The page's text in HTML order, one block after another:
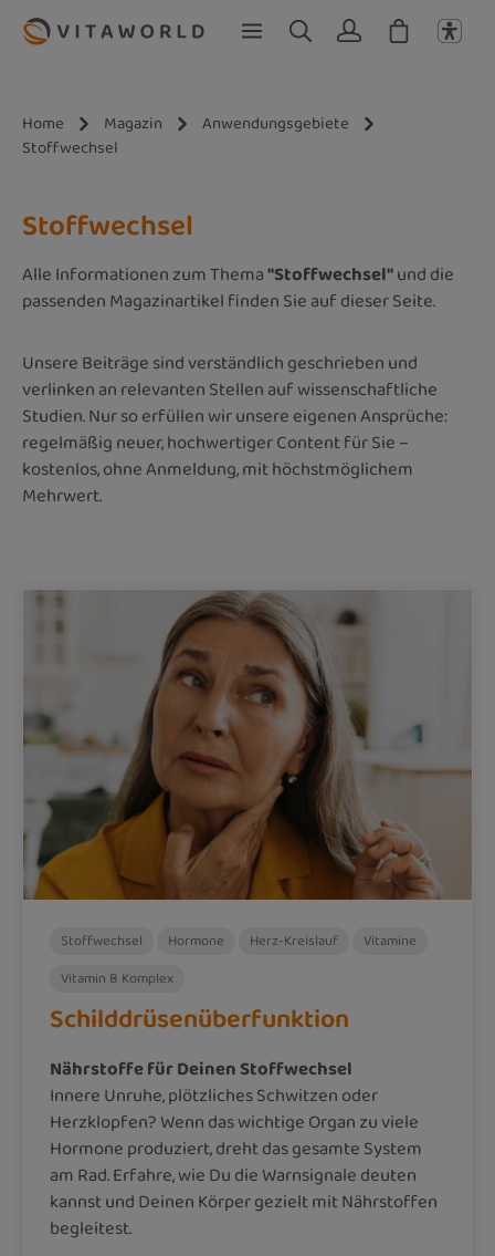
Zum Hauptinhalt springen
Home Magazin
Anwendungsgebiete
Stoffwechsel
Stoffwechsel
Alle Informationen zum Thema"Stoffwechsel"und die
passenden Magazinartikel finden Sie auf dieser Seite.
Unsere Beiträge sind verständlich geschrieben und
verlinken an relevanten Stellen auf wissenschaftliche
Studien. Nur so erfüllen wir unsere eigenen Ansprüche:
regelmäßig neuer, hochwertiger Content für Sie –
kostenlos, ohne Anmeldung, mit höchstmöglichem
Mehrwert.
Stoffwechsel Hormone Herz-Kreislauf
Vitamine
Vitamin B Komplex
Schilddrüsenüberfunktion
Nährstoffe für Deinen Stoffwechsel
Innere Unruhe, plötzliches Schwitzen oder
Herzklopfen? Wenn das wichtige Organ zu viele
Hormone produziert, dreht das gesamte System
am Rad. Erfahre, wie Du die Warnsignale deuten
kannst und Deinen Körper gezielt mit Nährstoffen
begleitest.